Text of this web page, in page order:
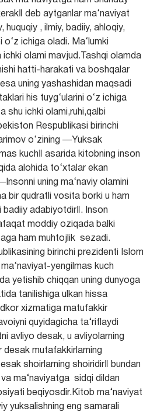
deb aytganlar ma‘naviyat
huquqiy , ilmiy, badiiy, ahloqiy,
ichiga oladi. Ma‘lumki
ichki olami mavjud.Tashqi olamda
hatti-harakati va boshqalar
uning yashashidan maqsadi
his tuyg‘ularini o‘z ichiga
shu ichki olami,ruhi,qalbi
Respublikasi birinchi
o‘zining ―Yuksak
kuch‖ asarida kitobning inson
alohida to‘xtalar ekan
uning ma‘naviy olamini
bir qudratli vosita borki u ham
badiiy adabiyotdir‖. Inson
moddiy oziqada balki
ham muhtojlik sezadi.
birinchi prezidenti Islom
yengilmas kuch
yetishib chiqqan uning dunyoga
tanilishiga ulkan hissa
xizmatiga matufakkir
quyidagicha ta‘riflaydi
avliyo desak, u avliyolarning
desak mutafakkirlarning
shoirlarning shoiridir‖ bundan
va ma‘naviyatga sidqi dildan
beqiyosdir.Kitob ma‘naviyat
yuksalishning eng samarali